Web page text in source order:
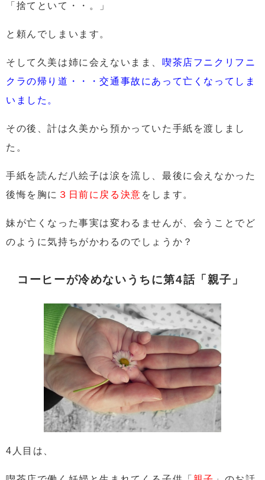
「捨てといて・・。」
と頼んでしまいます。
そして久美は姉に会えないまま、 喫茶店フニクリフニ
クラの帰り道・・・交通事故にあって亡くなってしま
いました。
その後、計は久美から預かっていた手紙を渡しまし
た。
手紙を読んだ八絵子は涙を流し、最後に会えなかった
後悔を胸に ３日前に戻る決意 をします。
妹が亡くなった事実は変わるませんが、会うことでど
のように気持ちがかわるのでしょうか？
コーヒーが冷めないうちに第4話「親子」
4人目は、